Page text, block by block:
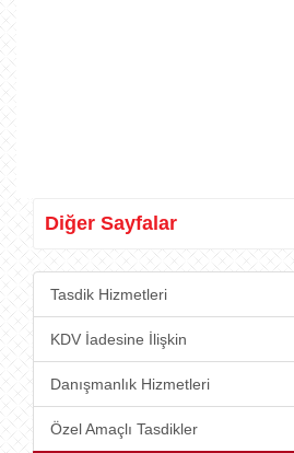
Diğer Sayfalar
Tasdik Hizmetleri
KDV İadesine İlişkin
Danışmanlık Hizmetleri
Özel Amaçlı Tasdikler